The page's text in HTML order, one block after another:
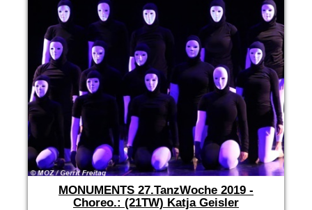
MONUMENTS 27.TanzWoche 2019 -
Choreo.: (21TW) Katja Geisler